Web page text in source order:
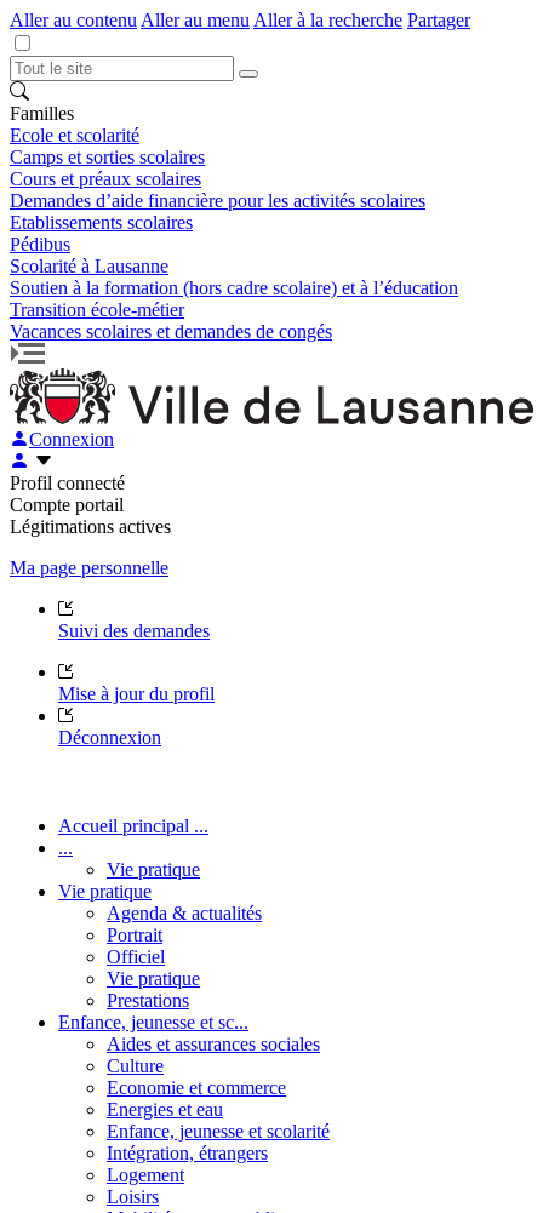
Aller au contenu Aller au menu Aller à la recherche Partager
Familles
Ecole et scolarité
Camps et sorties scolaires
Cours et préaux scolaires
Demandes d’aide financière pour les activités scolaires
Etablissements scolaires
Pédibus
Scolarité à Lausanne
Soutien à la formation (hors cadre scolaire) et à l’éducation
Transition école-métier
Vacances scolaires et demandes de congés
Connexion
Profil connecté
Compte portail
Légitimations actives
Ma page personnelle
Suivi des demandes
Mise à jour du profil
Déconnexion
Accueil principal ...
...
Vie pratique
Vie pratique
Agenda & actualités
Portrait
Officiel
Vie pratique
Prestations
Enfance, jeunesse et sc...
Aides et assurances sociales
Culture
Economie et commerce
Energies et eau
Enfance, jeunesse et scolarité
Intégration, étrangers
Logement
Loisirs